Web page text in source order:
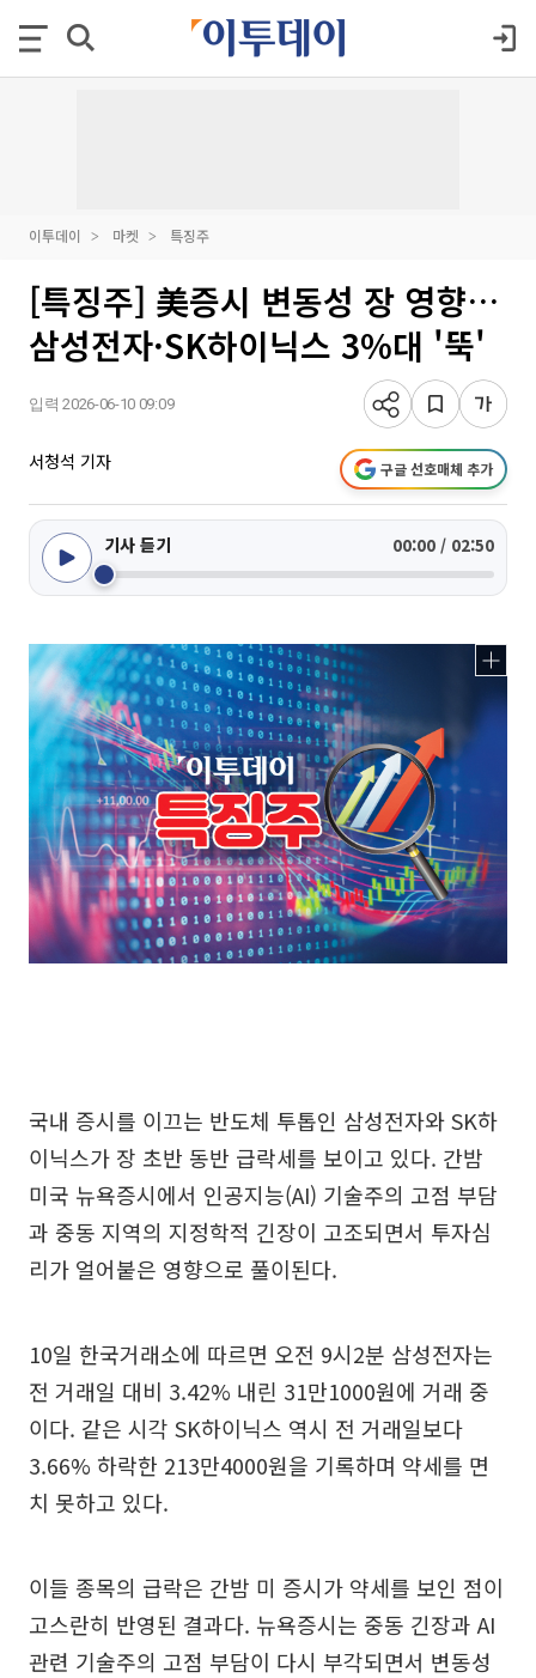
이투데이 마켓 특징주
[특징주] 美증시 변동성 장 영향…
삼성전자·SK하이닉스 3%대 '뚝'
입력 2026-06-10 09:09
서청석 기자 구글 선호매체 추가
기사 듣기 00:00 / 02:50
국내 증시를 이끄는 반도체 투톱인 삼성전자와 SK하
이닉스가 장 초반 동반 급락세를 보이고 있다. 간밤
미국 뉴욕증시에서 인공지능(AI) 기술주의 고점 부담
과 중동 지역의 지정학적 긴장이 고조되면서 투자심
리가 얼어붙은 영향으로 풀이된다.
10일 한국거래소에 따르면 오전 9시2분 삼성전자는
전 거래일 대비 3.42% 내린 31만1000원에 거래 중
이다. 같은 시각 SK하이닉스 역시 전 거래일보다
3.66% 하락한 213만4000원을 기록하며 약세를 면
치 못하고 있다.
이들 종목의 급락은 간밤 미 증시가 약세를 보인 점이
고스란히 반영된 결과다. 뉴욕증시는 중동 긴장과 AI
관련 기술주의 고점 부담이 다시 부각되면서 변동성